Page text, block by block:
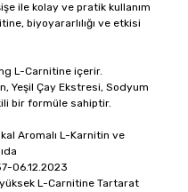
ile kolay ve pratik kullanım
biyoyararlılığı ve etkisi
L-Carnitine içerir.
Yeşil Çay Ekstresi, Sodyum
bir formüle sahiptir.
Aromalı L-Karnitin ve
06.12.2023
L-Carnitine Tartarat